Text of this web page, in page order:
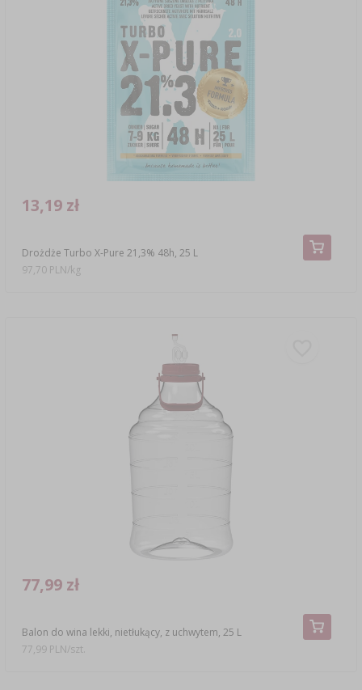
Drożdże Turbo X-Pure 21,3% 48h, 25 L
13,19 zł
97,70 PLN/kg
Balon do wina lekki, nietłukący, z uchwytem, 25 L
77,99 zł
77,99 PLN/szt.